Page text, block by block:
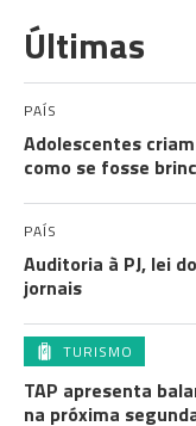
Últimas
PAÍS
Adolescentes
como se fosse
PAÍS
Auditoria à PJ, lei
jornais
TURISMO
TAP apresenta
na próxima